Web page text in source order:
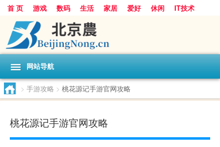
首 页 游戏 数码 生活 家居 爱好 休闲
IT技术
互联网
手机 购物
网站导航
> 手游攻略 > 桃花源记手游官网攻略
桃花源记手游官网攻略